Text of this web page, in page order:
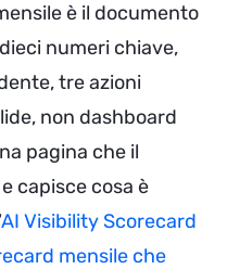
è il documento
numeri chiave,
tre azioni
non dashboard
pagina che il
capisce cosa è
AI Visibility Scorecard
mensile che